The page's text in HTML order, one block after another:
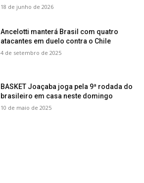
18 de junho de 2026
Ancelotti manterá Brasil com quatro
atacantes em duelo contra o Chile
4 de setembro de 2025
BASKET Joaçaba joga pela 9ª rodada do
brasileiro em casa neste domingo
10 de maio de 2025